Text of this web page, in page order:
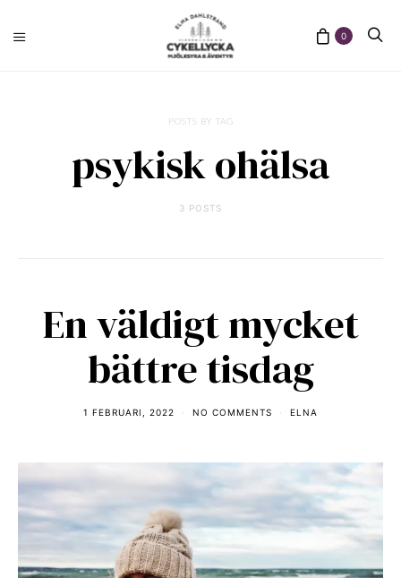
0
POSTS BY TAG
psykisk ohälsa
3 POSTS
En väldigt mycket
bättre tisdag
1 FEBRUARI, 2022 NO COMMENTS ELNA